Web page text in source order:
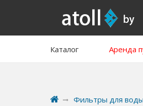
Каталог Аренда
Фильтры для